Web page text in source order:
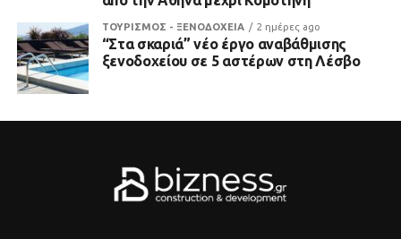
ΤΟΥΡΙΣΜΟΣ - ΞΕΝΟΔΟΧΕΙΑ 2 ημέρες ago
“Στα σκαριά” νέο έργο αναβάθμισης
ξενοδοχείου σε 5 αστέρων στη Λέσβο